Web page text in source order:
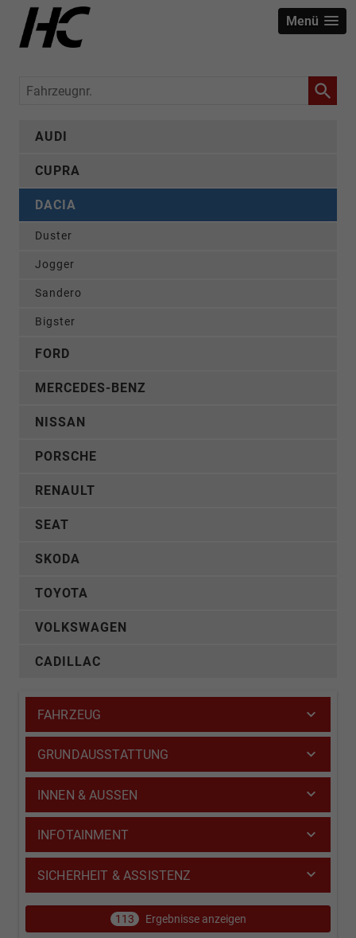
Menü
Fahrzeugnr.
AUDI
CUPRA
DACIA
Duster
Jogger
Sandero
Bigster
FORD
MERCEDES-BENZ
NISSAN
PORSCHE
RENAULT
SEAT
SKODA
TOYOTA
VOLKSWAGEN
CADILLAC
FAHRZEUG
GRUNDAUSSTATTUNG
INNEN & AUSSEN
INFOTAINMENT
SICHERHEIT & ASSISTENZ
113 Ergebnisse anzeigen